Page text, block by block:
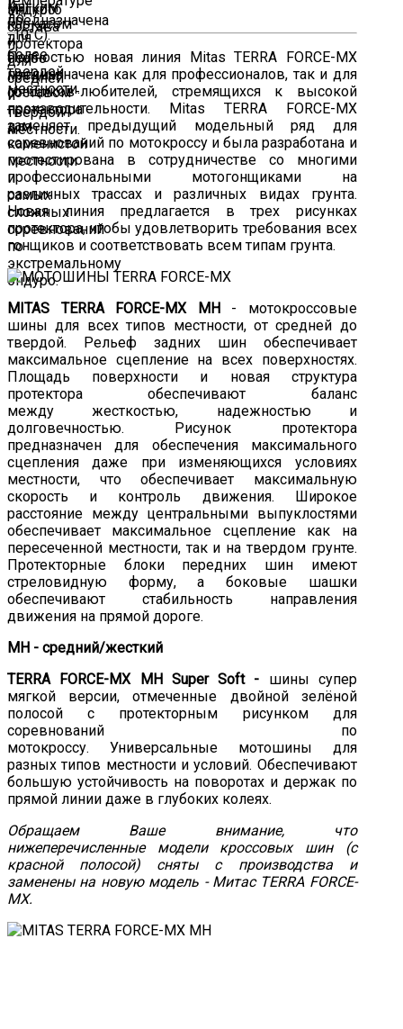
эндуро.
Полностью новая линия Mitas TERRA FORCE-MX
предназначена как для профессионалов, так и для
гонщиков-любителей, стремящихся к высокой
производительности. Mitas TERRA FORCE-MX
заменяет предыдущий модельный ряд для
соревнований по мотокроссу и была разработана и
протестирована в сотрудничестве со многими
профессиональными мотогонщиками на
различных трассах и различных видах грунта.
Новая линия предлагается в трех рисунках
протектора, чтобы удовлетворить требования всех
гонщиков и соответствовать всем типам грунта.
MITAS TERRA FORCE-MX MH- мотокроссовые
шины для всех типов местности, от средней до
твердой. Рельеф задних шин обеспечивает
максимальное сцепление на всех поверхностях.
Площадь поверхности и новая структура
протектора обеспечивают баланс
между жесткостью, надежностью и
долговечностью. Рисунок протектора
предназначен для обеспечения максимального
сцепления даже при изменяющихся условиях
местности, что обеспечивает максимальную
скорость и контроль движения. Широкое
расстояние между центральными выпуклостями
обеспечивает максимальное сцепление как на
пересеченной местности, так и на твердом грунте.
Протекторные блоки передних шин имеют
стреловидную форму, а боковые шашки
обеспечивают стабильность направления
движения на прямой дороге.
MH - средний/жесткий
TERRA FORCE-MX MH Super Soft - шины супер
мягкой версии, отмеченные двойной зелёной
полосой с протекторным рисунком для
соревнований по
мотокроссу. Универсальные мотошины для
разных типов местности и условий. Обеспечивают
большую устойчивость на поворотах и держак по
прямой линии даже в глубоких колеях.
Обращаем Ваше внимание, что
нижеперечисленные модели кроссовых шин (с
красной полосой) сняты с производства и
заменены на новую модель - Митас TERRA FORCE-
MX.